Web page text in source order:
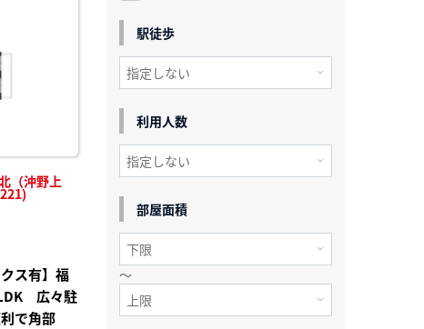
（沖野上
ス有】福
広々駐
で角部
駅徒歩
利用人数
部屋面積
～